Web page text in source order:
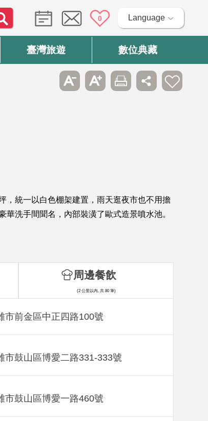
0 Language
臺灣旅遊 數位典藏
，統一以白色棚架建置，雨天逛夜市也不用擔
洗手間聞名，內部裝潢了歐式造景噴水池。
市前金區中正四路100號
市鼓山區博愛二路331-333號
市鼓山區博愛一路460號
周邊餐飲
(2 公里以內, 共 80 筆)